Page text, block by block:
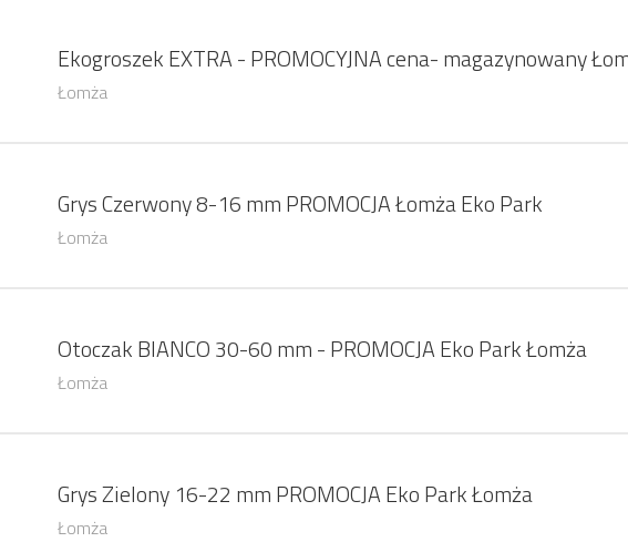
Ekogroszek EXTRA - PROMOCYJNA cena- magazynowany
Łomża
Grys Czerwony 8-16 mm PROMOCJA Łomża Eko Park
Łomża
Otoczak BIANCO 30-60 mm - PROMOCJA Eko Park Łomża
Łomża
Grys Zielony 16-22 mm PROMOCJA Eko Park Łomża
Łomża